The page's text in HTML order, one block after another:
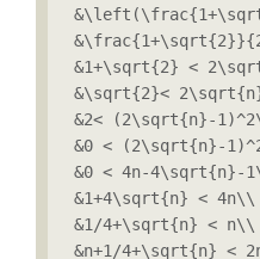
&1+\sqrt{2} <
&\sqrt{2}<
&2< (2\sqrt{n}-
&0 < (2\sqrt{n}-
&0 < 4n-4\sqrt{n}-
&1+4\sqrt{n} < 4n\\
&1/4+\sqrt{n} < n\\
&n+1/4+\sqrt{n} <